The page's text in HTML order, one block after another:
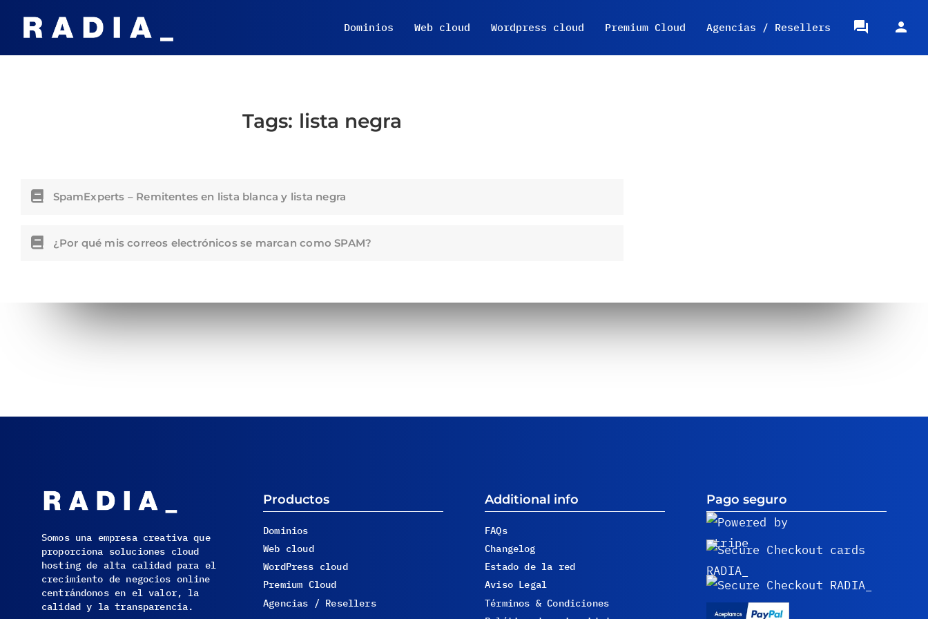
Dominios Web cloud Wordpress cloud Premium Cloud Agencias / Resellers
Tags: lista negra
SpamExperts – Remitentes en lista blanca y lista negra
¿Por qué mis correos electrónicos se marcan como SPAM?
Somos una empresa creativa que
proporciona soluciones cloud
hosting de alta calidad para el
crecimiento de negocios online
centrándonos en el valor, la
calidad y la transparencia.
Productos
Dominios
Web cloud
WordPress cloud
Premium Cloud
Agencias / Resellers
Additional info
FAQs
Changelog
Estado de la red
Aviso Legal
Términos & Condiciones
Pago seguro